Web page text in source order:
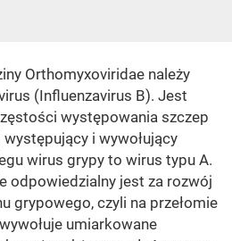
Orthomyxoviridae należy
(Influenzavirus B). Jest
występowania szczep
i wywołujący
wirus grypy to wirus typu A.
odpowiedzialny jest za rozwój
grypowego, czyli na przełomie
umiarkowane